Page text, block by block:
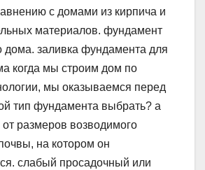
с домами из кирпича и
материалов. фундамент
дома. заливка фундамента для
когда мы строим дом по
мы оказываемся перед
тип фундамента выбрать? а
размеров возводимого
на котором он
слабый просадочный или